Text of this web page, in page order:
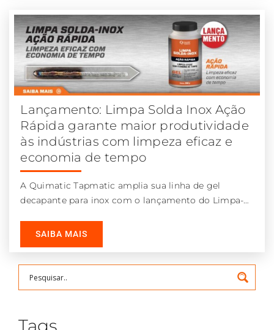
Lançamento: Limpa Solda Inox Ação
Rápida garante maior produtividade
às indústrias com limpeza eficaz e
economia de tempo
A Quimatic Tapmatic amplia sua linha de gel
decapante para inox com o lançamento do Limpa-
SAIBA MAIS
Tags